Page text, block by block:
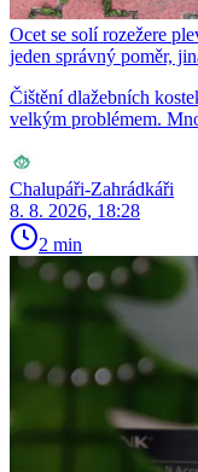
Ocet se solí rozežere
jeden správný poměr,
Čištění dlažebních
velkým problémem.
Chalupáři-Zahrádkáři
8. 8. 2026, 18:28
2 min